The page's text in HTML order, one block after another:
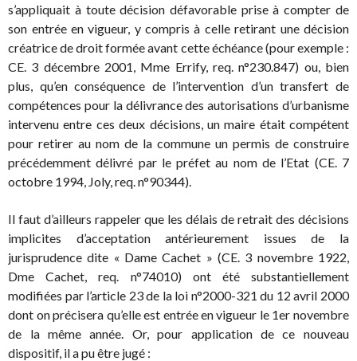
s’appliquait à toute décision défavorable prise à compter de
son entrée en vigueur, y compris à celle retirant une décision
créatrice de droit formée avant cette échéance (pour exemple :
CE. 3 décembre 2001, Mme Errify, req. n°230.847) ou, bien
plus, qu’en conséquence de l’intervention d’un transfert de
compétences pour la délivrance des autorisations d’urbanisme
intervenu entre ces deux décisions, un maire était compétent
pour retirer au nom de la commune un permis de construire
précédemment délivré par le préfet au nom de l’Etat (CE. 7
octobre 1994, Joly, req. n°90344).
Il faut d’ailleurs rappeler que les délais de retrait des décisions
implicites d’acceptation antérieurement issues de la
jurisprudence dite « Dame Cachet » (CE. 3 novembre 1922,
Dme Cachet, req. n°74010) ont été substantiellement
modifiées par l’article 23 de la loi n°2000-321 du 12 avril 2000
dont on précisera qu’elle est entrée en vigueur le 1er novembre
de la même année. Or, pour application de ce nouveau
dispositif, il a pu être jugé :